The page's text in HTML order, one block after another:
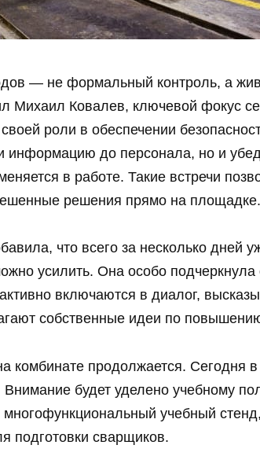
— не формальный контроль, а
Михаил Ковалев, ключевой фокус
роли в обеспечении
информацию до персонала, но и
в работе. Такие встречи
решения прямо на площадке.
что всего за несколько дней
усилить. Она особо подчеркнула
включаются в диалог,
собственные идеи по
комбинате продолжается. Сегодня
будет уделено учебному
учебный
подготовки сварщиков.